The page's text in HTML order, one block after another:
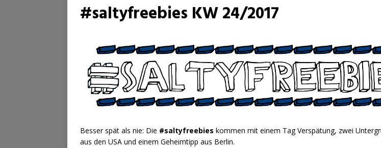
#saltyfreebies KW 24/2017
Besser spät als nie: Die #saltyfreebies kommen mit einem Tag Verspätung, zwei
aus den USA und einem Geheimtipp aus Berlin.